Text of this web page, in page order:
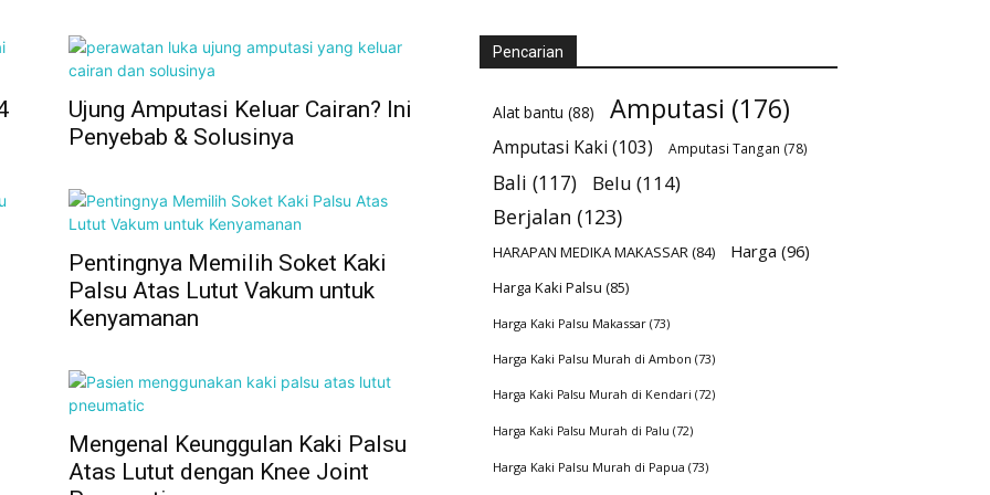
Ujung Amputasi Keluar Cairan? Ini
Penyebab & Solusinya
Pentingnya Memilih Soket Kaki
Palsu Atas Lutut Vakum untuk
Kenyamanan
Mengenal Keunggulan Kaki Palsu
Atas Lutut dengan Knee Joint
Pencarian
Alat bantu (88) Amputasi (176)
Amputasi Kaki (103) Amputasi Tangan (78)
Bali (117) Belu (114)
Berjalan (123)
HARAPAN MEDIKA MAKASSAR(84) Harga (96)
Harga Kaki Palsu (85)
Harga Kaki Palsu Makassar (73)
Harga Kaki Palsu Murah di Ambon (73)
Harga Kaki Palsu Murah di Kendari (72)
Harga Kaki Palsu Murah di Palu (72)
Harga Kaki Palsu Murah di Papua (73)